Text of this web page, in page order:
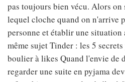
pas toujours bien vécu. Alors on
lequel cloche quand on n'arrive
personne et établir une situation
même sujet Tinder : les 5
boulier à likes Quand l'envie de
regarder une suite en pyjama